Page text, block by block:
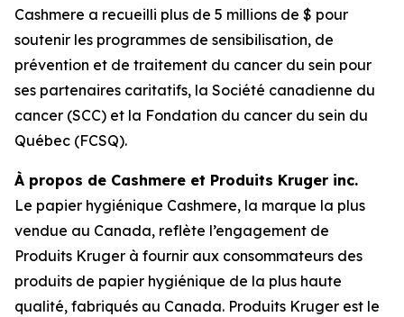
Cashmere a recueilli plus de 5 millions de $ pour
soutenir les programmes de sensibilisation, de
prévention et de traitement du cancer du sein pour
ses partenaires caritatifs, la Société canadienne du
cancer (SCC) et la Fondation du cancer du sein du
Québec (FCSQ).
À propos de Cashmere et Produits Kruger inc.
Le papier hygiénique Cashmere, la marque la plus
vendue au Canada, reflète l’engagement de
Produits Kruger à fournir aux consommateurs des
produits de papier hygiénique de la plus haute
qualité, fabriqués au Canada. Produits Kruger est le